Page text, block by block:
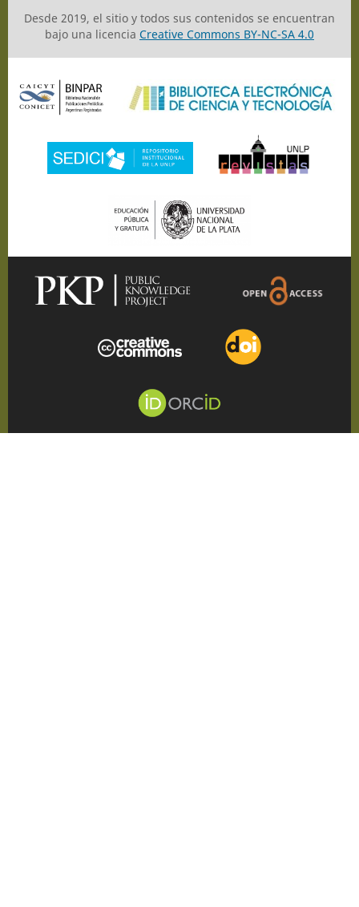
Desde 2019, el sitio y todos sus contenidos se encuentran
bajo una licencia Creative Commons BY-NC-SA 4.0